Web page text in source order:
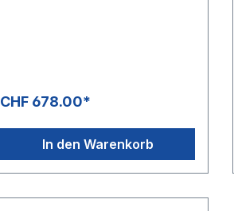
CHF 678.00*
In den Warenkorb